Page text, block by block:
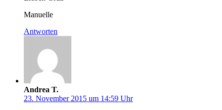
Manuelle
Antworten
Andrea T.
23. November 2015 um 14:59 Uhr